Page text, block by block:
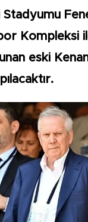
Stadyumu
Kompleksi
eski